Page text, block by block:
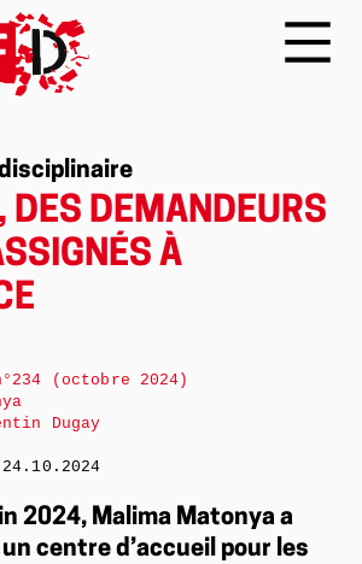
DES DEMANDEURS
À
2024, Malima Matonya a
centre d’accueil pour les
(octobre 2024)
Dugay
24.10.2024